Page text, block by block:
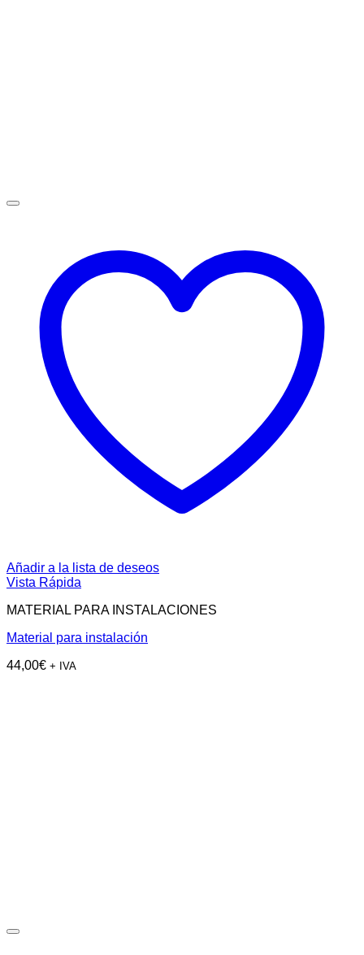
Añadir a la lista de deseos
Vista Rápida
MATERIAL PARA INSTALACIONES
Material para instalación
44,00€ + IVA